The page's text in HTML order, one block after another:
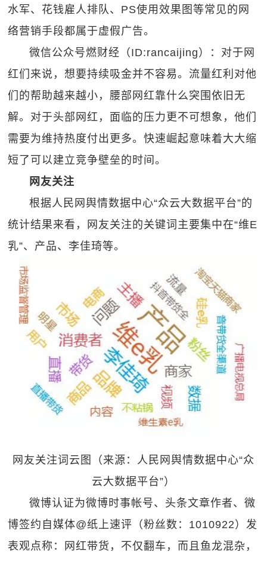
水军、花钱雇人排队、PS使用效果图等常见的网
络营销手段都属于虚假广告。
微信公众号燃财经（ID:rancaijing）：对于网
红们来说，想要持续吸金并不容易。流量红利对他
们的帮助越来越小，腰部网红靠什么突围依旧无
解。对于头部网红，面临的压力更不可想象，他们
需要为维持热度付出更多。快速崛起意味着大大缩
短了可以建立竞争壁垒的时间。
网友关注
根据人民网舆情数据中心“众云大数据平台”的
统计结果来看，网友关注的关键词主要集中在“维E
乳”、产品、李佳琦等。
网友关注词云图（来源：人民网舆情数据中心“众
云大数据平台”）
微博认证为微博时事帐号、头条文章作者、微
博签约自媒体@纸上速评（粉丝数：1010922）发
表观点称：网红带货，不仅翻车，而且鱼龙混杂，